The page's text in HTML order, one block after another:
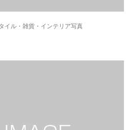
イル・雑貨・インテリア写真